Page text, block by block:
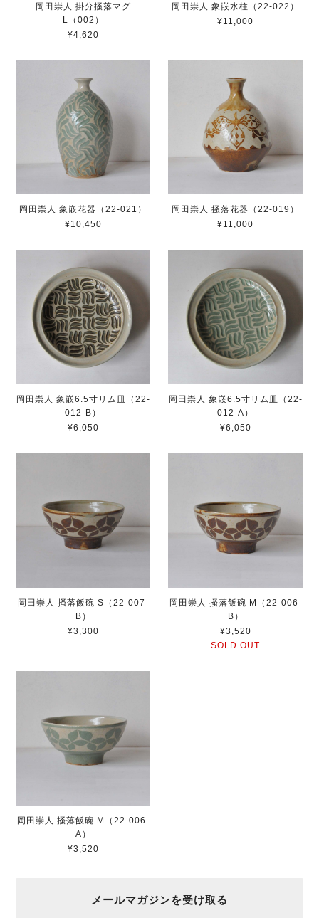
岡田崇人 掛分掻落マグ
L（002）
¥4,620
岡田崇人 象嵌水柱（22-022）
¥11,000
岡田崇人 象嵌花器（22-021）
¥10,450
岡田崇人 掻落花器（22-019）
¥11,000
岡田崇人 象嵌6.5寸リム皿（22-
012-B）
¥6,050
岡田崇人 象嵌6.5寸リム皿（22-
012-A）
¥6,050
岡田崇人 掻落飯碗 S（22-007-
B）
¥3,300
岡田崇人 掻落飯碗 M（22-006-
B）
¥3,520
SOLD OUT
岡田崇人 掻落飯碗 M（22-006-
A）
¥3,520
メールマガジンを受け取る